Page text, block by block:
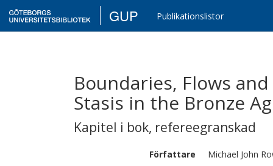
GUP Publikationslistor
Boundaries, Flows
Stasis in the Bronze
Kapitel i bok, refereegranskad
Författare Michael John